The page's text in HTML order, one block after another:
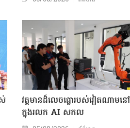
វត្តមានដ៏លេចធ្លោរបស់វៀតណាមនៅ
ក្នុងរលក AI សកល